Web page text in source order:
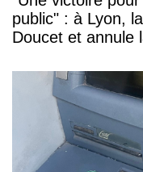
public" : à Lyon,
Doucet et annule